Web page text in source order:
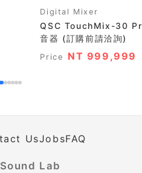
Digital Mixer
QSC TouchMix-30
音器 (訂購前請洽詢)
Price NT 999,999
UsJobsFAQ
Lab